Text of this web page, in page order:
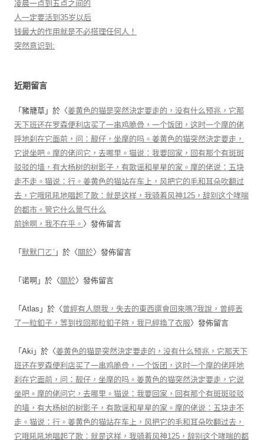
凌晨一点到五点之间的
人一定要活到35岁以后
钱最大的作用就是不必搭理任何人！
突然意识到:
近期留言
「 豬籠草 」於〈姜黄色的猫是突然決定要走的，没有什么预兆，它那
天下班还在罗森便利店买了一串鸡脆骨，一个饭团，这时一个摩的佬
呼地刹在它面前，问：靓仔，坐摩的吗。姜黄色的猫突然決定要走，
它说坐吧。摩的佬问它，去哪里。猫说：我要回家，回有那个有斑斑
驳驳的墙，有大杨树的树影子，有歌谣和星星的家。摩的佬说：五块
走不走。猫说：行。姜黄色的猫站在车上，风把它的毛和耳朵吹翻过
去，它哦吼吼地唱起了歌：就是这样，我骑着风神125，辞别这个哮喘
的都市。管它什么景气什么
前途啊，我不在乎。 〉發佈留言
「 默默ㄇㄛˋ 」於〈 關於〉發佈留言
「 诺啊 」於〈 關於〉發佈留言
「 Atlas 」於〈曾經有人問我，失去的東西還會回來嗎?我說，曾經丟
了一粒釦子，等到找回那粒釦子時，我已經換了衣服〉發佈留言
「 Aki 」於〈姜黄色的猫是突然決定要走的，没有什么预兆，它那天下
班还在罗森便利店买了一串鸡脆骨，一个饭团，这时一个摩的佬呼地
刹在它面前，问：靓仔，坐摩的吗。姜黄色的猫突然決定要走，它说
坐吧。摩的佬问它，去哪里。猫说：我要回家，回有那个有斑斑驳驳
的墙，有大杨树的树影子，有歌谣和星星的家。摩的佬说：五块走不
走。猫说：行。姜黄色的猫站在车上，风把它的毛和耳朵吹翻过去，
它哦吼吼地唱起了歌：就是这样，我骑着风神125，辞别这个哮喘的都